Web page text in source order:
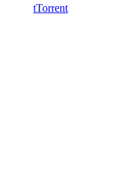
tTorrent